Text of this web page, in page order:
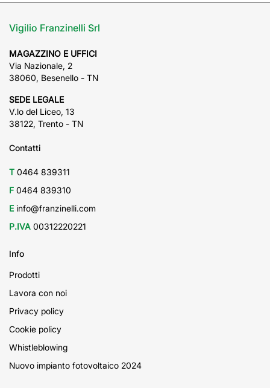
Vigilio Franzinelli Srl
MAGAZZINO E UFFICI
Via Nazionale, 2
38060, Besenello - TN
SEDE LEGALE
V.lo del Liceo, 13
38122, Trento - TN
Contatti
T 0464 839311
F 0464 839310
E info@franzinelli.com
P.IVA 00312220221
Info
Prodotti
Lavora con noi
Privacy policy
Cookie policy
Whistleblowing
Nuovo impianto fotovoltaico 2024